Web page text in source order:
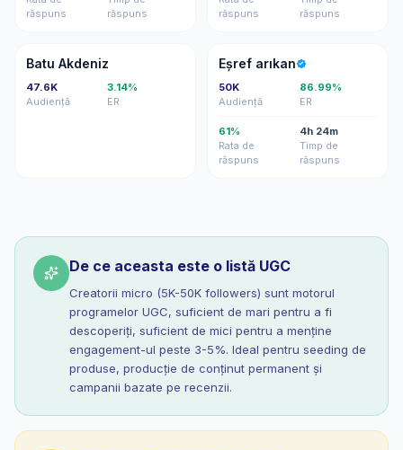
răspuns
răspuns
răspuns
răspuns
BA
Batu Akdeniz
47.6K
Audiență
3.14%
ER
EA
Eşref arıkan
50K
Audiență
86.99%
ER
61%
Rata de
răspuns
4h 24m
Timp de
răspuns
De ce aceasta este o listă UGC
Creatorii micro (5K-50K followers) sunt motorul
programelor UGC, suficient de mari pentru a fi
descoperiți, suficient de mici pentru a menține
engagement-ul peste 3-5%. Ideal pentru seeding de
produse, producție de conținut permanent și
campanii bazate pe recenzii.